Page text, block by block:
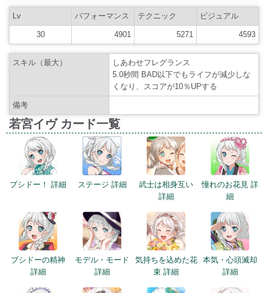
Lv パフォーマンス テクニック ビジュアル
30 4901 5271 4593
スキル（最大）
しあわせフレグランス
5.0秒間 BAD以下でもライフが減少しな
くなり、スコアが10％UPする
備考
若宮イヴ カード一覧
ブシドー！ 詳細 ステージ 詳細
武士は相身互い
詳細
憧れのお花見 詳
細
ブシドーの精神
詳細
モデル・モード
詳細
気持ちを込めた花
束 詳細
本気・心頭滅却
詳細